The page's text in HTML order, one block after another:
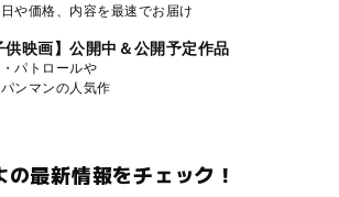
や価格、内容を最速でお届け
供映画】公開中＆公開予定作品
パトロールや
ンマンの人気作
最新情報をチェック！